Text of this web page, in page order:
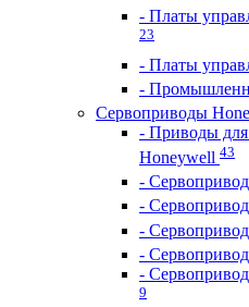
- Платы
23
- Платы
-
Сервоприводы
- Приводы
Honeywell 43
-
-
-
-
-
9